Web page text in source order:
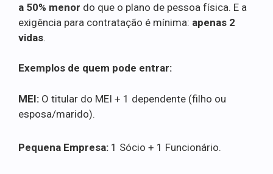
a 50% menor do que o plano de pessoa física. E a
exigência para contratação é mínima: apenas 2
vidas.
Exemplos de quem pode entrar:
MEI: O titular do MEI + 1 dependente (filho ou
esposa/marido).
Pequena Empresa: 1 Sócio + 1 Funcionário.